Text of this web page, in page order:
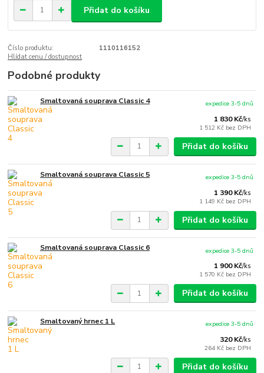
Přidat do košíku
Číslo produktu:
1110116152
Hlídat cenu / dostupnost
Podobné produkty
Smaltovaná souprava Classic 4
1 830 Kč/ks
1 512 Kč bez DPH
expedice 3-5 dnů
Přidat do košíku
Smaltovaná souprava Classic 5
1 390 Kč/ks
1 149 Kč bez DPH
expedice 3-5 dnů
Přidat do košíku
Smaltovaná souprava Classic 6
1 900 Kč/ks
1 570 Kč bez DPH
expedice 3-5 dnů
Přidat do košíku
Smaltovaný hrnec 1 L
320 Kč/ks
264 Kč bez DPH
expedice 3-5 dnů
Přidat do košíku